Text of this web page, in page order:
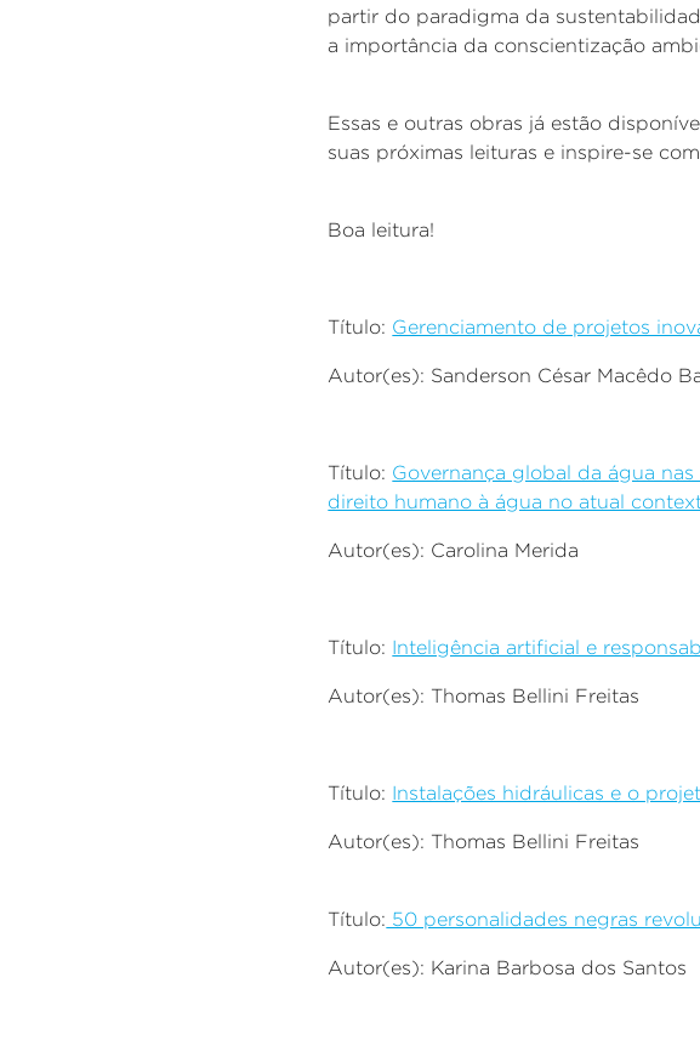
partir do paradigma da
a importância da conscientização
Essas e outras obras já estão
suas próximas leituras e inspire-se
Boa leitura!
Título: Gerenciamento de projetos
Autor(es): Sanderson César Macêdo
Título: Governança global da água
direito humano à água no atual
Autor(es): Carolina Merida
Título: Inteligência artificial e
Autor(es): Thomas Bellini Freitas
Título: Instalações hidráulicas e o
Autor(es): Thomas Bellini Freitas
Título: 50 personalidades negras
Autor(es): Karina Barbosa dos Santos